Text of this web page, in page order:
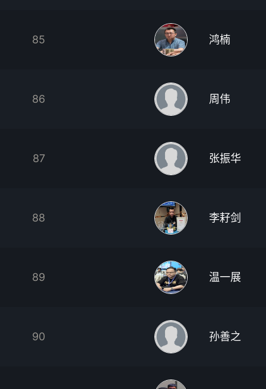
85 鸿楠
86 周伟
87 张振华
88 李耔剑
89 温一展
90 孙善之